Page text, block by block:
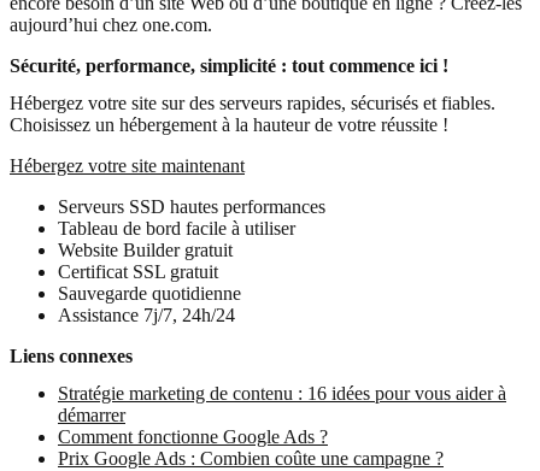
aujourd’hui chez one.com.
Sécurité, performance, simplicité : tout commence ici !
Hébergez votre site sur des serveurs rapides, sécurisés et fiables.
Choisissez un hébergement à la hauteur de votre réussite !
Hébergez votre site maintenant
Serveurs SSD hautes performances
Tableau de bord facile à utiliser
Website Builder gratuit
Certificat SSL gratuit
Sauvegarde quotidienne
Assistance 7j/7, 24h/24
Liens connexes
Stratégie marketing de contenu : 16 idées pour vous aider à
démarrer
Comment fonctionne Google Ads ?
Prix Google Ads : Combien coûte une campagne ?